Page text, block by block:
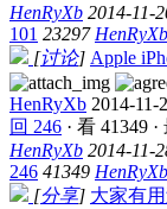
HenRyXb 2014-11-
101 23297 HenRyXb
[讨论] Apple
HenRyXb 2014-11-
回 246 · 看 41349 ·
HenRyXb 2014-11-
246 41349 HenRyXb
[分享] 大家有